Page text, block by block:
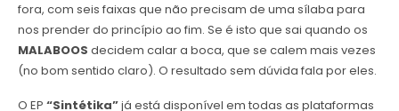
fora, com seis faixas que não precisam de uma sílaba para
nos prender do princípio ao fim. Se é isto que sai quando os
MALABOOS decidem calar a boca, que se calem mais vezes
(no bom sentido claro). O resultado sem dúvida fala por eles.
O EP “Sintétika”já está disponível em todas as plataformas